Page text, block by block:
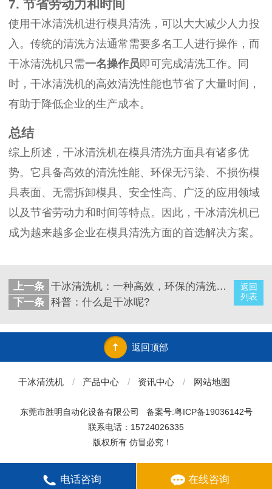
7. 节省劳动力和时间
使用干冰清洗机进行模具清洗，可以大大减少人力投
入。传统的清洗方法通常需要多名工人进行操作，而
干冰清洗机只需一名操作员即可完成清洗工作。同
时，干冰清洗机的高效清洗性能也节省了大量时间，
有助于降低企业的生产成本。
总结
综上所述，干冰清洗机在模具清洗方面具有诸多优
势。它具备高效的清洗性能、环保无污染、不损伤模
具表面、无需拆卸模具、安全性高、广泛的应用领域
以及节省劳动力和时间等特点。因此，干冰清洗机已
成为越来越多企业在模具清洗方面的首选解决方案。
返回
列表
上一条 干冰清洗机：一种高效，环保的清洗方式
下一条 科普：什么是干冰呢?
返回顶部
干冰清洗机 / 产品中心 / 资讯中心 / 网站地图
东莞市胜明自动化设备有限公司
备案号:粤ICP备19036142号
联系电话：15724026335
版权所有 仿冒必究！
电话咨询 在线咨询